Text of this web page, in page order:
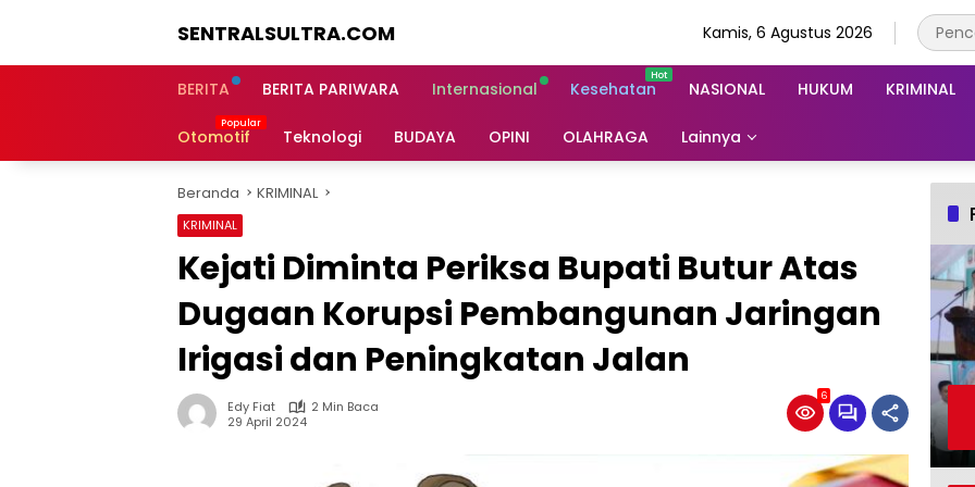
SENTRALSULTRA.COM Kamis, 6 Agustus 2026
BERITA BERITA PARIWARA Internasional Kesehatan NASIONAL HUKUM KRIMINAL
Otomotif Teknologi BUDAYA OPINI OLAHRAGA Lainnya
Beranda KRIMINAL
KRIMINAL
Kejati Diminta Periksa Bupati Butur Atas
Dugaan Korupsi Pembangunan Jaringan
Irigasi dan Peningkatan Jalan
Edy Fiat
2 Min Baca
29 April 2024
6